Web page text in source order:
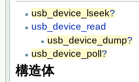
usb_device_lseek?
usb_device_read
usb_device_dump?
usb_device_poll?
構造体